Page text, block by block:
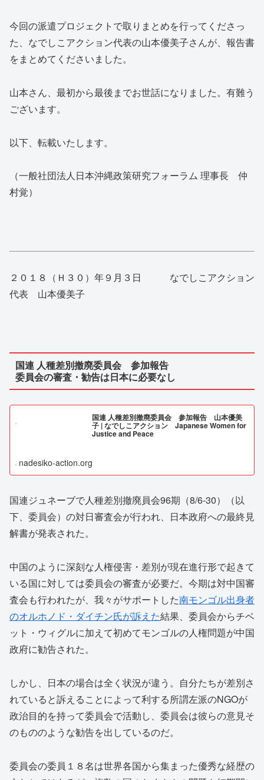
今回の派遣プロジェクトで取りまとめを行ってくださっ
た、なでしこアクション代表の山本優美子さんが、報告書
をまとめてくださいました。
山本さん、最初から最後までお世話になりました。有難う
ございます。
以下、転載いたします。
（一般社団法人日本沖縄政策研究フォーラム 理事長 仲
村覚）
２０１８（Ｈ３０）年９月３日 なでしこアクション
代表 山本優美子
国連 人種差別撤廃委員会 参加報告
委員会の審査・勧告は日本に必要なし
国連 人種差別撤廃委員会 参加報告 山本優美
子 | なでしこアクション Japanese Women for
Justice and Peace
nadesiko-action.org
国連ジュネーブで人種差別撤廃員会96期（8/6-30）（以
下、委員会）の対日審査会が行われ、日本政府への最終見
解書が発表された。
中国のように深刻な人権侵害・差別が現在進行形で起きて
いる国に対しては委員会の審査が必要だ。今期は対中国審
査会も行われたが、我々がサポートした南モンゴル出身者
のオルホノド・ダイチン氏が訴えた結果、委員会からチベ
ット・ウィグルに加えて初めてモンゴルの人権問題が中国
政府に勧告された。
しかし、日本の場合は全く状況が違う。自分たちが差別さ
れていると訴えることによって利する所謂左派のNGOが
政治目的を持って委員会で活動し、委員会は彼らの意見そ
のもののような勧告を出しているのだ。
委員会の委員１８名は世界各国から集まった優秀な経歴の